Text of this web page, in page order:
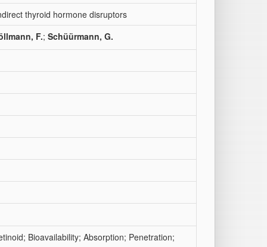
thyroid hormone disruptors
F.; Schüürmann, G.
Bioavailability; Absorption; Penetration;